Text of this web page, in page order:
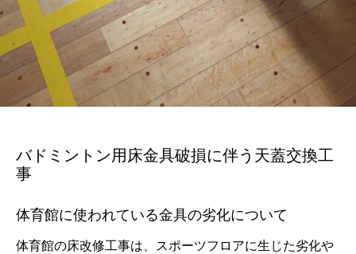
バドミントン用床金具破損に伴う天蓋交換工
事
体育館に使われている金具の劣化について
体育館の床改修工事は、スポーツフロアに生じた劣化や